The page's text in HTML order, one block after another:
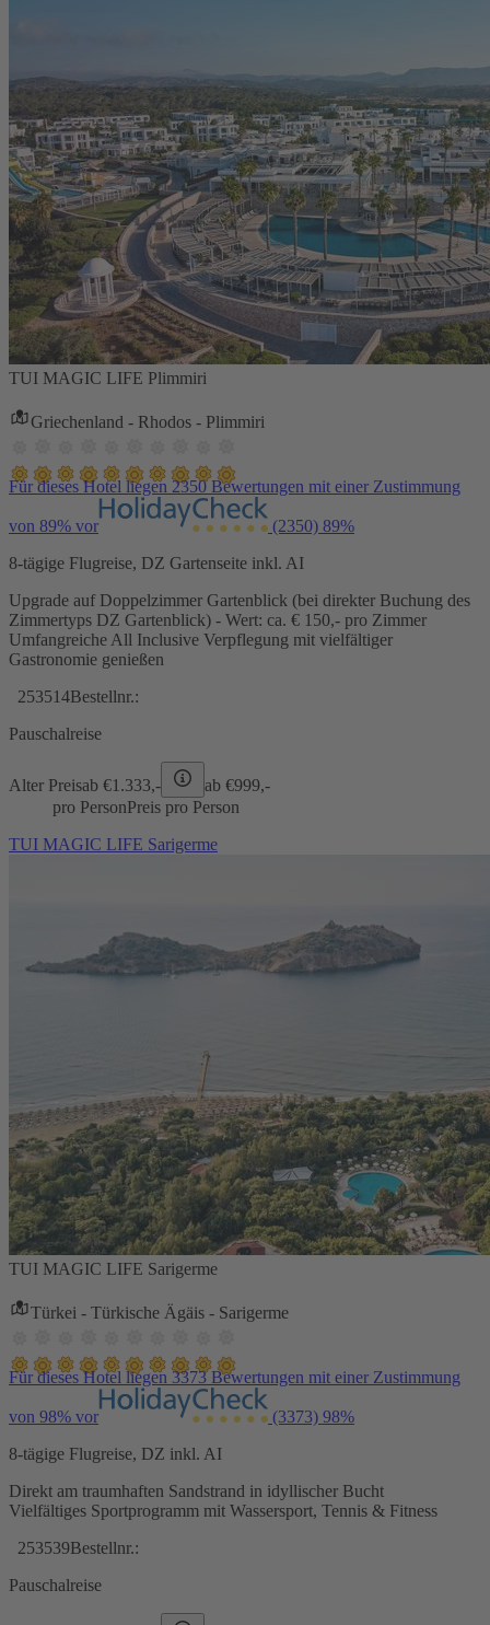
TUI MAGIC LIFE Plimmiri
Griechenland - Rhodos - Plimmiri
Für dieses Hotel liegen 2350 Bewertungen mit einer Zustimmung
von 89% vor (2350) 89%
8-tägige Flugreise, DZ Gartenseite inkl. AI
Upgrade auf Doppelzimmer Gartenblick (bei direkter Buchung des
Zimmertyps DZ Gartenblick) - Wert: ca. € 150,- pro Zimmer
Umfangreiche All Inclusive Verpflegung mit vielfältiger
Gastronomie genießen
253514Bestellnr.:
Pauschalreise
Alter Preisab €1.333,- ab €999,-
pro PersonPreis pro Person
TUI MAGIC LIFE Sarigerme
TUI MAGIC LIFE Sarigerme
Türkei - Türkische Ägäis - Sarigerme
Für dieses Hotel liegen 3373 Bewertungen mit einer Zustimmung
von 98% vor (3373) 98%
8-tägige Flugreise, DZ inkl. AI
Direkt am traumhaften Sandstrand in idyllischer Bucht
Vielfältiges Sportprogramm mit Wassersport, Tennis & Fitness
253539Bestellnr.:
Pauschalreise